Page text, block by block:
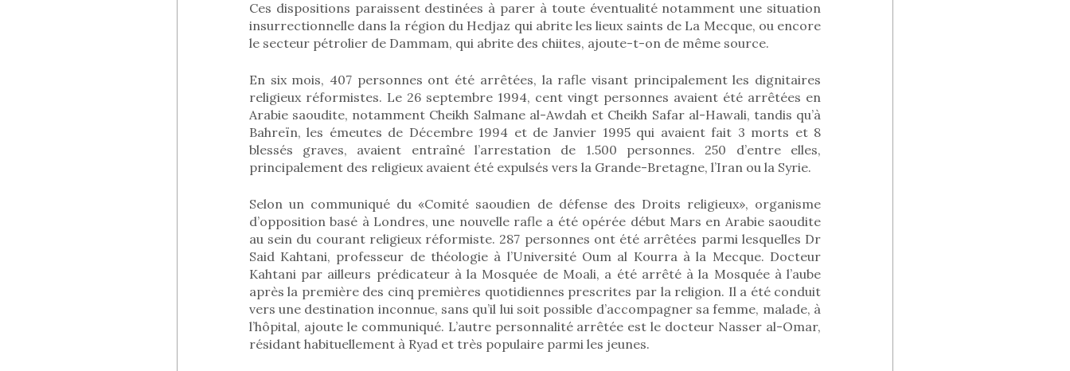
Ces dispositions paraissent destinées à parer à toute éventualité notamment une situation
insurrectionnelle dans la région du Hedjaz qui abrite les lieux saints de La Mecque, ou encore
le secteur pétrolier de Dammam, qui abrite des chiites, ajoute-t-on de même source.
En six mois, 407 personnes ont été arrêtées, la rafle visant principalement les dignitaires
religieux réformistes. Le 26 septembre 1994, cent vingt personnes avaient été arrêtées en
Arabie saoudite, notamment Cheikh Salmane al-Awdah et Cheikh Safar al-Hawali, tandis qu’à
Bahreïn, les émeutes de Décembre 1994 et de Janvier 1995 qui avaient fait 3 morts et 8
blessés graves, avaient entraîné l’arrestation de 1.500 personnes. 250 d’entre elles,
principalement des religieux avaient été expulsés vers la Grande-Bretagne, l’Iran ou la Syrie.
Selon un communiqué du «Comité saoudien de défense des Droits religieux», organisme
d’opposition basé à Londres, une nouvelle rafle a été opérée début Mars en Arabie saoudite
au sein du courant religieux réformiste. 287 personnes ont été arrêtées parmi lesquelles Dr
Said Kahtani, professeur de théologie à l’Université Oum al Kourra à la Mecque. Docteur
Kahtani par ailleurs prédicateur à la Mosquée de Moali, a été arrêté à la Mosquée à l’aube
après la première des cinq premières quotidiennes prescrites par la religion. Il a été conduit
vers une destination inconnue, sans qu’il lui soit possible d’accompagner sa femme, malade, à
l’hôpital, ajoute le communiqué. L’autre personnalité arrêtée est le docteur Nasser al-Omar,
résidant habituellement à Ryad et très populaire parmi les jeunes.